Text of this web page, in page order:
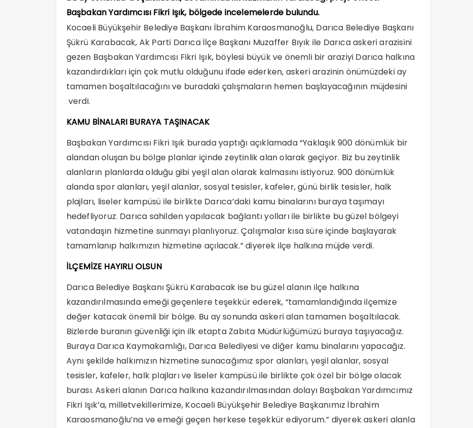
Başbakan Yardımcısı Fikri Işık, bölgede incelemelerde bulundu.
Kocaeli Büyükşehir Belediye Başkanı İbrahim Karaosmanoğlu, Darıca Belediye Başkanı
Şükrü Karabacak, Ak Parti Darıca İlçe Başkanı Muzaffer Bıyık ile Darıca askeri arazisini
gezen Başbakan Yardımcısı Fikri Işık, böylesi büyük ve önemli bir araziyi Darıca halkına
kazandırdıkları için çok mutlu olduğunu ifade ederken, askeri arazinin önümüzdeki ay
tamamen boşaltılacağını ve buradaki çalışmaların hemen başlayacağının müjdesini
verdi.
KAMU BİNALARI BURAYA TAŞINACAK
Başbakan Yardımcısı Fikri Işık burada yaptığı açıklamada “Yaklaşık 900 dönümlük bir
alandan oluşan bu bölge planlar içinde zeytinlik alan olarak geçiyor. Biz bu zeytinlik
alanların planlarda olduğu gibi yeşil alan olarak kalmasını istiyoruz. 900 dönümlük
alanda spor alanları, yeşil alanlar, sosyal tesisler, kafeler, günü birlik tesisler, halk
plajları, liseler kampüsü ile birlikte Darıca’daki kamu binalarını buraya taşımayı
hedefliyoruz. Darıca sahilden yapılacak bağlantı yolları ile birlikte bu güzel bölgeyi
vatandaşın hizmetine sunmayı planlıyoruz. Çalışmalar kısa süre içinde başlayarak
tamamlanıp halkımızın hizmetine açılacak.” diyerek ilçe halkına müjde verdi.
İLÇEMİZE HAYIRLI OLSUN
Darıca Belediye Başkanı Şükrü Karabacak ise bu güzel alanın ilçe halkına
kazandırılmasında emeği geçenlere teşekkür ederek, “tamamlandığında ilçemize
değer katacak önemli bir bölge. Bu ay sonunda askeri alan tamamen boşaltılacak.
Bizlerde buranın güvenliği için ilk etapta Zabıta Müdürlüğümüzü buraya taşıyacağız.
Buraya Darıca Kaymakamlığı, Darıca Belediyesi ve diğer kamu binalarını yapacağız.
Aynı şekilde halkımızın hizmetine sunacağımız spor alanları, yeşil alanlar, sosyal
tesisler, kafeler, halk plajları ve liseler kampüsü ile birlikte çok özel bir bölge olacak
burası. Askeri alanın Darıca halkına kazandırılmasından dolayı Başbakan Yardımcımız
Fikri Işık’a, milletvekillerimize, Kocaeli Büyükşehir Belediye Başkanımız İbrahim
Karaosmanoğlu’na ve emeği geçen herkese teşekkür ediyorum.” diyerek askeri alanla